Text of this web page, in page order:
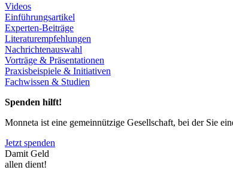
Videos
Einführungsartikel
Experten-Beiträge
Literaturempfehlungen
Nachrichtenauswahl
Vorträge & Präsentationen
Praxisbeispiele & Initiativen
Fachwissen & Studien
Spenden hilft!
Monneta ist eine gemeinnützige Gesellschaft, bei der Sie
Jetzt spenden
Damit Geld
allen dient!